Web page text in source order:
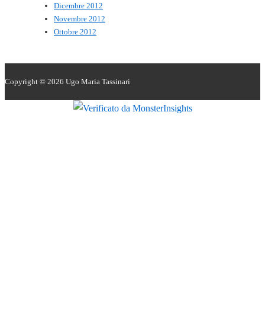
Dicembre 2012
Novembre 2012
Ottobre 2012
Copyright © 2026 Ugo Maria Tassinari